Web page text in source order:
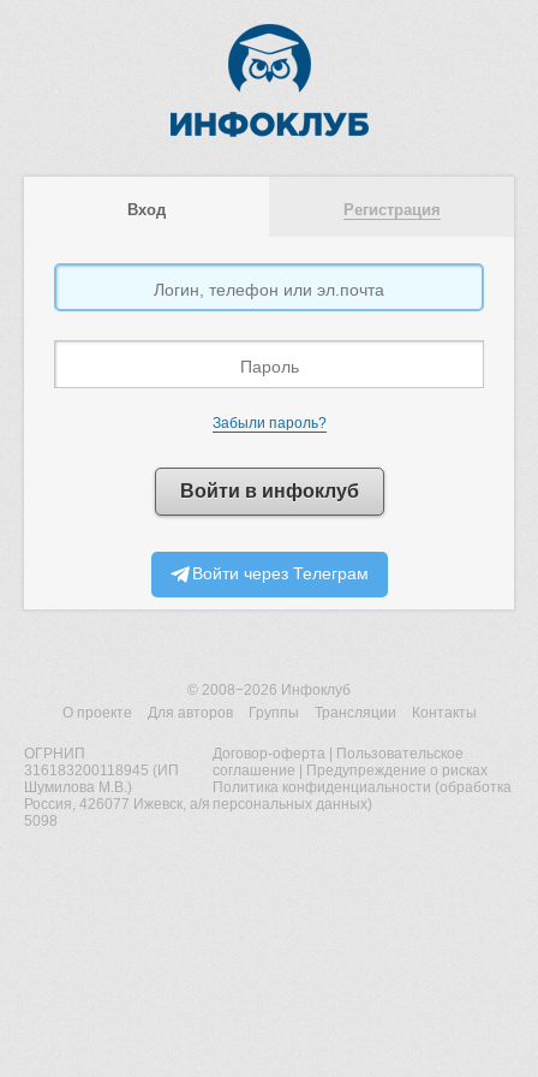
Вход Регистрация
Забыли пароль?
Войти в инфоклуб
Войти через Телеграм
© 2008−2026 Инфоклуб
О проекте
Для авторов Группы Трансляции Контакты
ОГРНИП
316183200118945 (ИП
Шумилова М.В.)
Россия, 426077 Ижевск, а/я
5098
Договор-оферта
Пользовательское
соглашение
Предупреждение о рисках
Политика конфиденциальности (обработка
персональных данных)